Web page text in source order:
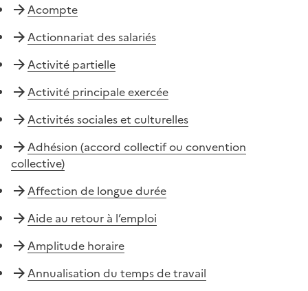
Acompte
Actionnariat des salariés
Activité partielle
Activité principale exercée
Activités sociales et culturelles
Adhésion (accord collectif ou convention
collective)
Affection de longue durée
Aide au retour à l’emploi
Amplitude horaire
Annualisation du temps de travail